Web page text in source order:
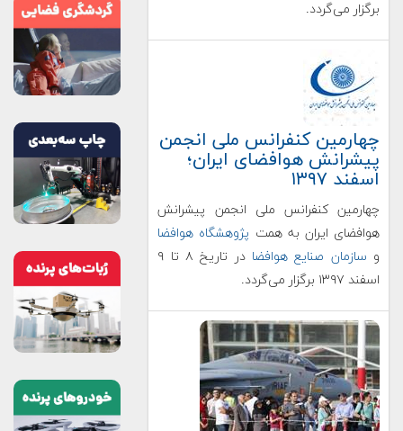
برگزار می‌گردد.
چهارمین کنفرانس ملی انجمن
پیشرانش هوافضای ایران؛
اسفند ۱۳۹۷
چهارمین کنفرانس ملی انجمن پیشرانش
هوافضای ایران به همت پژوهشگاه هوافضا
و سازمان صنایع هوافضا
در تاریخ ۸ تا ۹
اسفند ۱۳۹۷ برگزار می‌گردد.